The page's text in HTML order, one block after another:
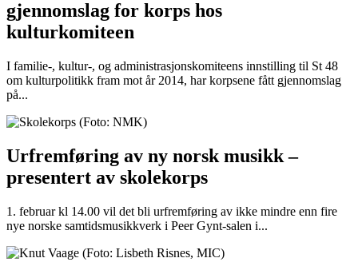
gjennomslag for korps hos
kulturkomiteen
I familie-, kultur-, og administrasjonskomiteens innstilling til St 48
om kulturpolitikk fram mot år 2014, har korpsene fått gjennomslag
på...
Urfremføring av ny norsk musikk –
presentert av skolekorps
1. februar kl 14.00 vil det bli urfremføring av ikke mindre enn fire
nye norske samtidsmusikkverk i Peer Gynt-salen i...